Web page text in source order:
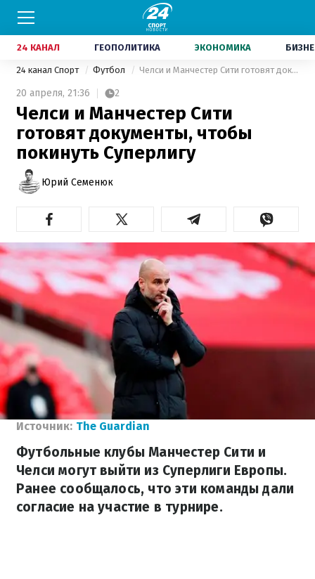
24 КАНАЛ ГЕОПОЛИТИКА ЭКОНОМИКА
24 канал Спорт Футбол Челси и Манчестер Сити готовят документы, чтобы покинуть Суперлигу
20 апреля, 21:36 2
Челси и Манчестер Сити
готовят документы, чтобы
покинуть Суперлигу
Юрий Семенюк
Источник: The Guardian
Футбольные клубы Манчестер Сити и
Челси могут выйти из Суперлиги Европы.
Ранее сообщалось, что эти команды дали
согласие на участие в турнире.